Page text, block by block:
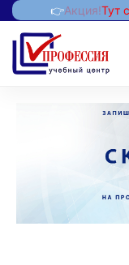
👉Акция!Тут